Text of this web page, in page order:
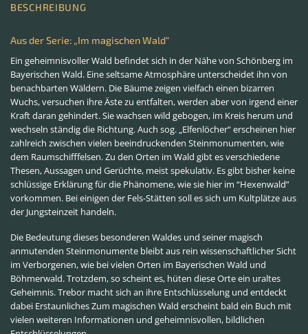
BESCHREIBUNG
Aus der Serie: „Im magischen Wald“
Ein geheimnisvoller Wald befindet sich in der Nähe von Schönberg im
Bayerischen Wald. Eine seltsame Atmosphäre unterscheidet ihn von
benachbarten Wäldern. Die Bäume zeigen vielfach einen bizarren
Wuchs, versuchen ihre Äste zu entfalten, werden aber von irgend einer
Kraft daran gehindert. Sie wachsen wild gebogen, im Kreis herum und
wechseln ständig die Richtung. Auch sog. „Elfenlöcher“ erscheinen hier
zahlreich zwischen vielen beeindruckenden Steinmonumenten, wie
dem Raumschifffelsen. Zu den Orten im Wald gibt es verschiedene
Thesen, Aussagen und Gerüchte, meist spekulativ. Es gibt bisher keine
schlüssige Erklärung für die Phänomene, wie sie hier im “Hexenwald”
vorkommen. Bei einigen der Fels-Stätten soll es sich um Kultplätze aus
der Jungsteinzeit handeln.
Die Bedeutung dieses besonderen Waldes und seiner magisch
anmutenden Steinmonumente bleibt aus rein wissenschaftlicher Sicht
im Verborgenen, wie bei vielen Orten im Bayerischen Wald und
Böhmerwald. Trotzdem, so scheint es, hüten diese Orte ein uraltes
Geheimnis. Trebor macht sich an ihre Entschlüsselung und entdeckt
dabei Erstaunliches Zum magischen Wald erscheint bald ein Buch mit
vielen weiteren Informationen und geheimnisvollen, bildlichen